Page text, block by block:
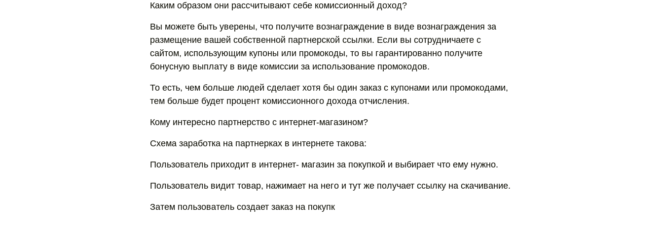
Каким образом они рассчитывают себе комиссионный доход?
Вы можете быть уверены, что получите вознаграждение в виде вознаграждения за
размещение вашей собственной партнерской ссылки. Если вы сотрудничаете с
сайтом, использующим купоны или промокоды, то вы гарантированно получите
бонусную выплату в виде комиссии за использование промокодов.
То есть, чем больше людей сделает хотя бы один заказ с купонами или промокодами,
тем больше будет процент комиссионного дохода отчисления.
Кому интересно партнерство с интернет-магазином?
Схема заработка на партнерках в интернете такова:
Пользователь приходит в интернет- магазин за покупкой и выбирает что ему нужно.
Пользователь видит товар, нажимает на него и тут же получает ссылку на скачивание.
Затем пользователь создает заказ на покупк